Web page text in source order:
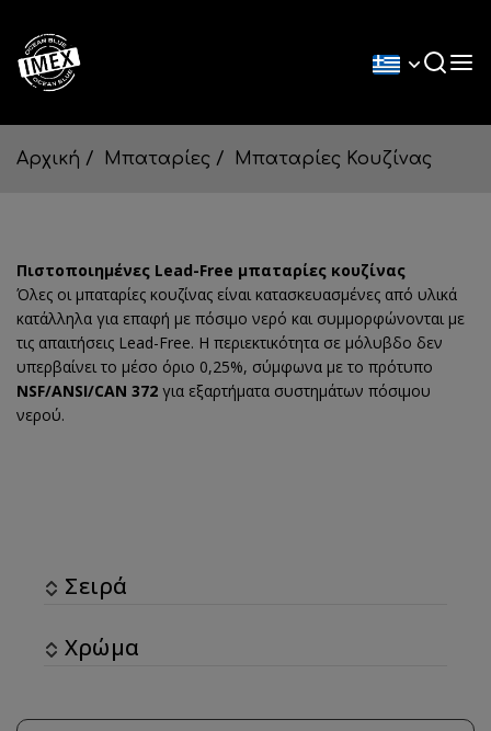
Αρχική Μπαταρίες Μπαταρίες Κουζίνας
Πιστοποιημένες Lead-Free μπαταρίες κουζίνας
Όλες οι μπαταρίες κουζίνας είναι κατασκευασμένες από υλικά
κατάλληλα για επαφή με πόσιμο νερό και συμμορφώνονται με
τις απαιτήσεις Lead-Free. Η περιεκτικότητα σε μόλυβδο δεν
υπερβαίνει το μέσο όριο 0,25%, σύμφωνα με το πρότυπο
NSF/ANSI/CAN 372 για εξαρτήματα συστημάτων πόσιμου
νερού.
Σειρά
Χρώμα